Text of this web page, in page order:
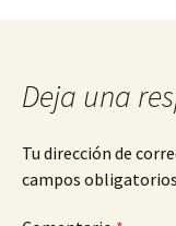
Deja una
Tu dirección de
campos